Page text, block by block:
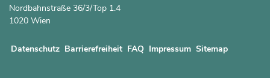
Nordbahnstraße 36/3/Top 1.4
1020 Wien
Datenschutz Barrierefreiheit FAQ Impressum Sitemap